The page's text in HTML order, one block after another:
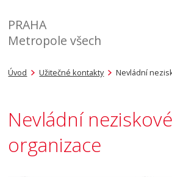
PRAHA
Metropole všech
Úvod Užitečné kontakty Nevládní
Nevládní neziskové
organizace